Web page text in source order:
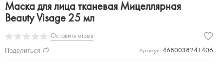
Маска для лица тканевая Мицеллярная
Beauty Visage 25 мл
Оставить отзыв
Поделиться Артикул: 4680038241406